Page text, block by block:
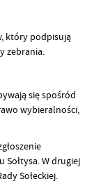
który podpisują
zebrania.
się spośród
wybieralności,
W drugiej
Sołeckiej.